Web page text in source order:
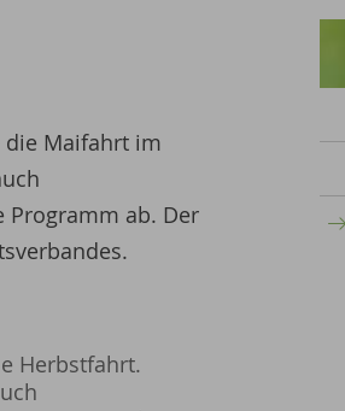
die Maifahrt im
Programm ab. Der
Herbstfahrt.